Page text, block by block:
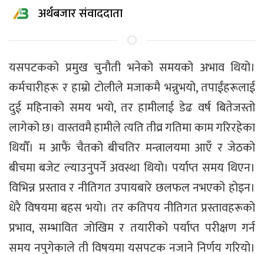
अर्थबजार संवाददाता
यसपटकको प्रमुख चुनौती भनेको समयको अभाव थियो।
कर्मचारीहरू र हाम्रो टोलीले मजाकमै भन्नुभयो, तपाईंहरूलाई
दुई महिनाको समय भयो, तर हामीलाई डेढ वर्ष बितेजस्तो
लागेको छ। वास्तवमै हामीले त्यति तीव्र गतिमा काम गरिरहेका
थियौँ। म आफैं चैतको बीचतिर मन्त्रालयमा आएँ र जेठको
बीचमा बजेट ल्याउनुपर्ने अवस्था थियो। पर्याप्त समय थिएन।
विभिन्न प्रस्ताव र नीतिगत उपायबारे छलफल नभएको होइन।
धेरै विषयमा बहस भयो। तर कतिपय नीतिगत प्रस्तावहरूको
प्रभाव, सम्भावित जोखिम र तयारीको पर्याप्त परीक्षण गर्न
समय नपुगेकाले ती विषयमा यसपटक नजाने निर्णय गरियो।